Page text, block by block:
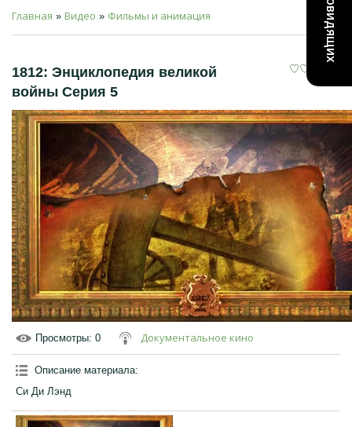
Главная » Видео » Фильмы и анимация
1812: Энциклопедия великой
войны Серия 5
Просмотры: 0 Документальное кино
Описание материала:
Си Ди Лэнд